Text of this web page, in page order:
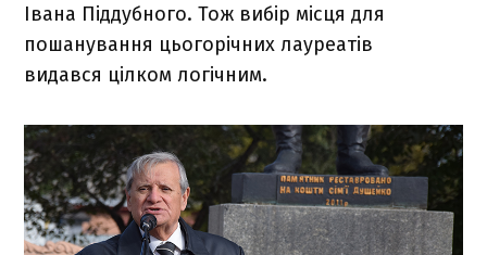
Івана Піддубного. Тож вибір місця для
пошанування цьогорічних лауреатів
видався цілком логічним.